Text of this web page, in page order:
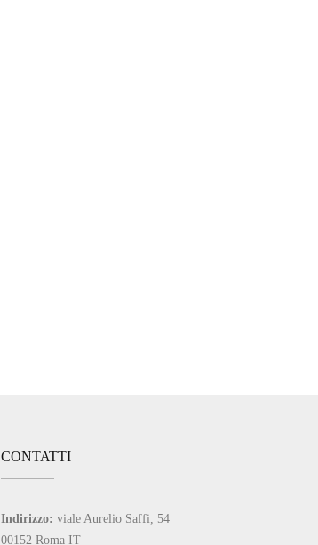
CONTATTI
Indirizzo: viale Aurelio Saffi, 54
00152 Roma IT